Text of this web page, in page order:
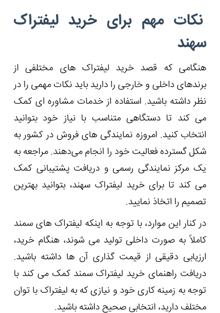
نکات مهم برای خرید لیفتراک
سهند
هنگامی که قصد خرید لیفتراک های مختلفی از
برندهای داخلی و خارجی را دارید باید نکات مهمی را در
نظر داشته باشید. استفاده از خدمات مشاوره ‌ای کمک
می‌ کند تا دستگاهی متناسب با نیاز خود بتوانید
انتخاب کنید. امروزه نمایندگی های فروش در کشور به
شکل گسترده فعالیت خود را انجام می‌دهند. مراجعه به
یک مرکز نمایندگی رسمی و دریافت پشتیبانی کمک
می کند تا برای خرید لیفتراک سهند، بتوانید بهترین
تصمیم را اتخاذ نمایید.
در کنار این موارد، با توجه به اینکه لیفتراک های سمند
کاملاً به صورت داخلی تولید می شوند، هنگام خرید،
ارزیابی دقیقی از قیمت گذاری آن ها داشته باشید.
دریافت راهنمای خرید لیفتراک سمند کمک می کند با
توجه به زمینه کاری خود و نیازی که به لیفتراک با توان
مختلف دارید، انتخابی صحیح داشته باشید.